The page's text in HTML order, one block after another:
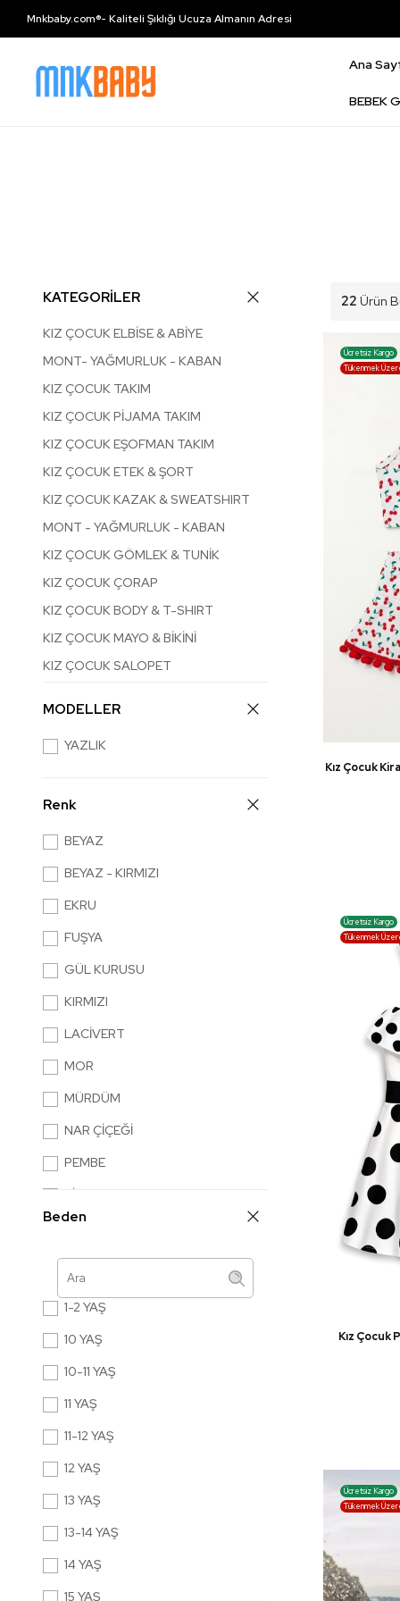
Mnkbaby.com®- Kaliteli Şıklığı Ucuza Almanın Adresi
Ana
BEBEK
KATEGORİLER
KIZ ÇOCUK ELBİSE & ABİYE
MONT- YAĞMURLUK - KABAN
KIZ ÇOCUK TAKIM
KIZ ÇOCUK PİJAMA TAKIM
KIZ ÇOCUK EŞOFMAN TAKIM
KIZ ÇOCUK ETEK & ŞORT
KIZ ÇOCUK KAZAK & SWEATSHIRT
MONT - YAĞMURLUK - KABAN
KIZ ÇOCUK GÖMLEK & TUNİK
KIZ ÇOCUK ÇORAP
KIZ ÇOCUK BODY & T-SHIRT
KIZ ÇOCUK MAYO & BİKİNİ
KIZ ÇOCUK SALOPET
MODELLER
YAZLIK
Renk
BEYAZ
BEYAZ - KIRMIZI
EKRU
FUŞYA
GÜL KURUSU
KIRMIZI
LACİVERT
MOR
MÜRDÜM
NAR ÇİÇEĞİ
PEMBE
SİYAH
ŞEKER PEMBE
YEŞİL
Beden
1-2 YAŞ
10 YAŞ
10-11 YAŞ
11 YAŞ
11-12 YAŞ
12 YAŞ
13 YAŞ
13-14 YAŞ
14 YAŞ
15 YAŞ
22 Ürün
Ücretsiz Kargo
Tükenmek
Kız Çocuk
Ücretsiz Kargo
Tükenmek
Kız Çocuk
Ücretsiz Kargo
Tükenmek